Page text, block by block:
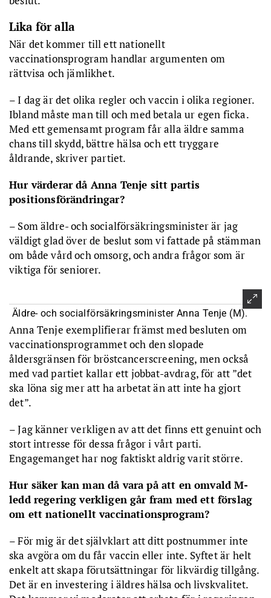
Lika för alla
När det kommer till ett nationellt
vaccinationsprogram handlar argumenten om
rättvisa och jämlikhet.
– I dag är det olika regler och vaccin i olika regioner.
Ibland måste man till och med betala ur egen ficka.
Med ett gemensamt program får alla äldre samma
chans till skydd, bättre hälsa och ett tryggare
åldrande, skriver partiet.
Hur värderar då Anna Tenje sitt partis
positionsförändringar?
– Som äldre- och socialförsäkringsminister är jag
väldigt glad över de beslut som vi fattade på stämman
om både vård och omsorg, och andra frågor som är
viktiga för seniorer.
Äldre- och socialförsäkringsminister Anna Tenje (M).
Anna Tenje exemplifierar främst med besluten om
vaccinationsprogrammet och den slopade
åldersgränsen för bröstcancerscreening, men också
med vad partiet kallar ett jobbat-avdrag, för att ”det
ska löna sig mer att ha arbetat än att inte ha gjort
det”.
– Jag känner verkligen av att det finns ett genuint och
stort intresse för dessa frågor i vårt parti.
Engagemanget har nog faktiskt aldrig varit större.
Hur säker kan man då vara på att en omvald M-
ledd regering verkligen går fram med ett förslag
om ett nationellt vaccinationsprogram?
– För mig är det självklart att ditt postnummer inte
ska avgöra om du får vaccin eller inte. Syftet är helt
enkelt att skapa förutsättningar för likvärdig tillgång.
Det är en investering i äldres hälsa och livskvalitet.